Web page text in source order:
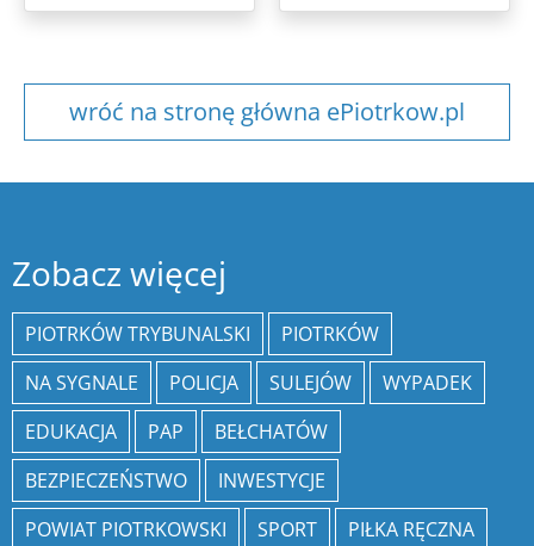
wróć na stronę główna ePiotrkow.pl
Zobacz więcej
PIOTRKÓW TRYBUNALSKI
PIOTRKÓW
NA SYGNALE
POLICJA SULEJÓW
WYPADEK
EDUKACJA
PAP
BEŁCHATÓW
BEZPIECZEŃSTWO
INWESTYCJE
POWIAT PIOTRKOWSKI
SPORT
PIŁKA RĘCZNA